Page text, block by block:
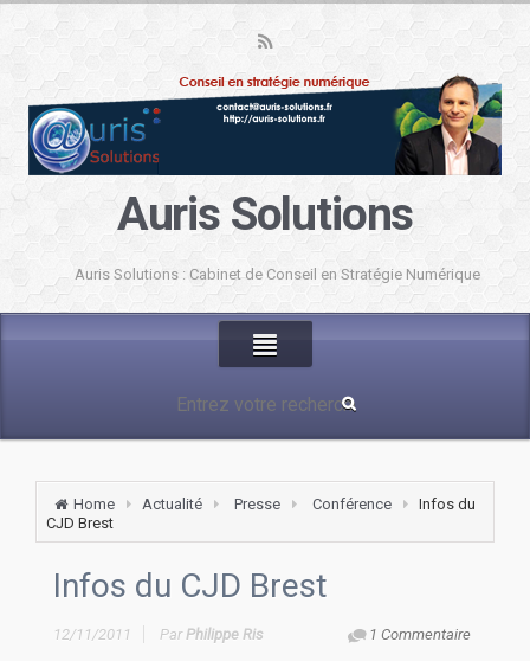
Auris Solutions
Auris Solutions : Cabinet de Conseil en Stratégie Numérique
Home Actualité Presse Conférence
Infos du
CJD Brest
Infos du CJD Brest
12/11/2011 1 Commentaire
ParPhilippe Ris